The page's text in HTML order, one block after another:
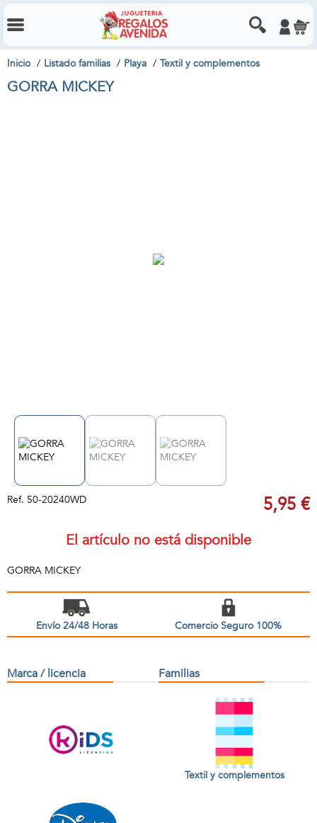
Inicio Listado familias Playa Textil y complementos
GORRA MICKEY
Ref. 50-20240WD 5,95 €
El artículo no está disponible
GORRA MICKEY
Envío 24/48 Horas Comercio Seguro 100%
Marca / licencia Familias
Textil y complementos